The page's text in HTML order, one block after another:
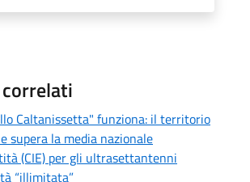
Caltanissetta" funziona: il territorio
supera la media nazionale
(CIE) per gli ultrasettantenni
“illimitata”